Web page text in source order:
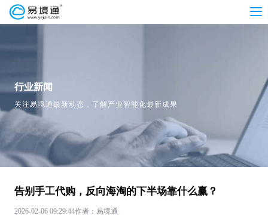
行业新闻
关注易境通最新动态，了解产业智能化最新成果
告别手工代购，反向海淘的下半场靠什么赢？
2026-02-06 09:29:44作者：易境通